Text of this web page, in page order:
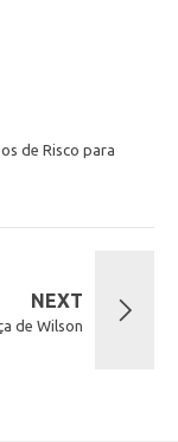
de Risco para
NEXT
de Wilson